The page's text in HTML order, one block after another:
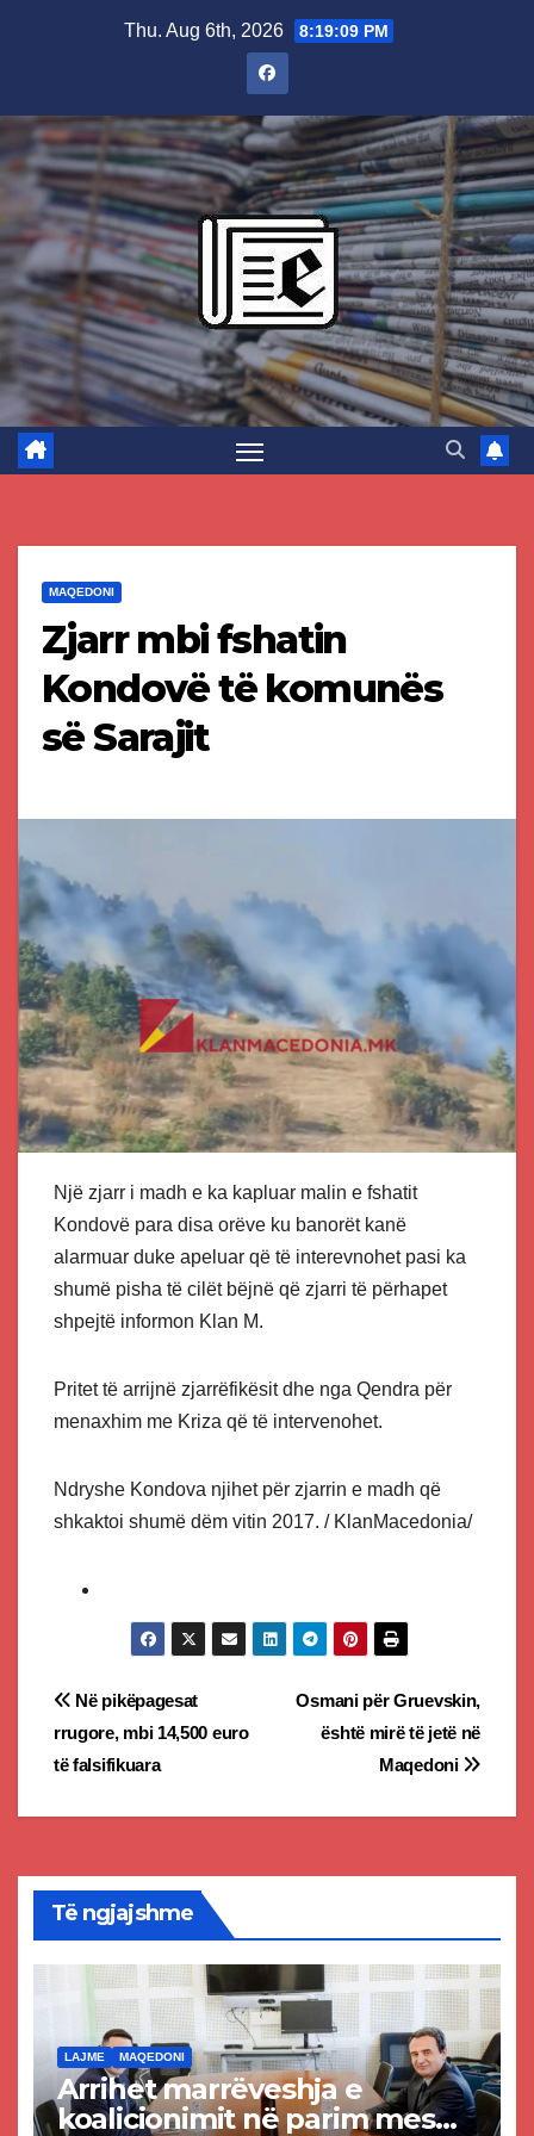
Thu. Aug 6th, 2026 8:19:10 PM
MAQEDONI
Zjarr mbi fshatin
Kondovë të komunës
së Sarajit
Një zjarr i madh e ka kapluar malin e fshatit
Kondovë para disa orëve ku banorët kanë
alarmuar duke apeluar që të interevnohet pasi ka
shumë pisha të cilët bëjnë që zjarri të përhapet
shpejtë informon Klan M.
Pritet të arrijnë zjarrëfikësit dhe nga Qendra për
menaxhim me Kriza që të intervenohet.
Ndryshe Kondova njihet për zjarrin e madh që
shkaktoi shumë dëm vitin 2017. / KlanMacedonia/
Post
navigation
Osmani për Gruevskin,
është mirë të jetë në
Maqedoni
Në pikëpagesat
rrugore, mbi 14,500 euro
të falsifikuara
Të ngjajshme
LAJME MAQEDONI
Arrihet marrëveshja e
koalicionimit në parim mes